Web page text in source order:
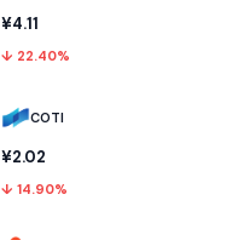
¥4.11
↓ 22.40%
COTI
¥2.02
↓ 14.90%